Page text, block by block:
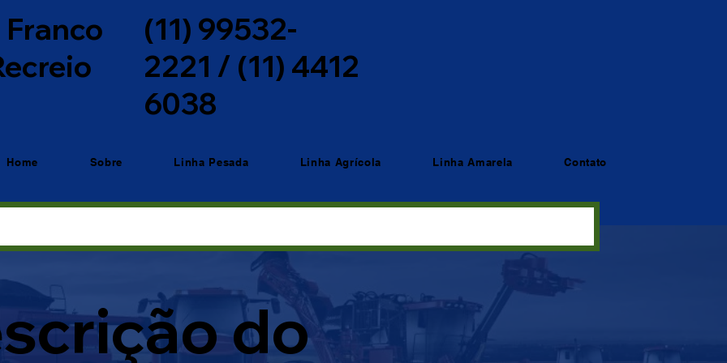
(11) 99532-
2221 / (11) 4412
6038
Home Sobre Linha Pesada Linha Agrícola Linha Amarela Contato
do